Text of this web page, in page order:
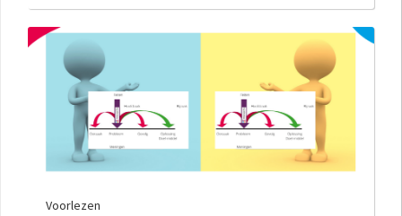
Voorlezen